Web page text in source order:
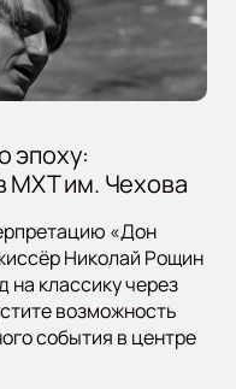
эпоху:
МХТ им. Чехова
«Дон
Николай Рощин
на классику через
возможность
события в центре